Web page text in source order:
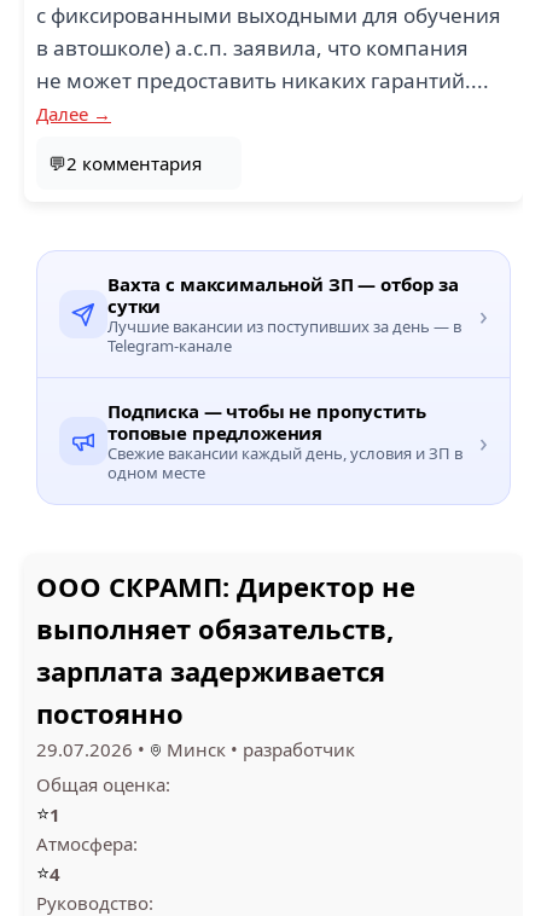
с фиксированными выходными для обучения
в автошколе) а.с.п. заявила, что компания
не может предоставить никаких гарантий....
Далее →
💬2 комментария
Вахта с максимальной ЗП — отбор за
сутки
Лучшие вакансии из поступивших за день — в
Telegram-канале
›
Подписка — чтобы не пропустить
топовые предложения
Свежие вакансии каждый день, условия и ЗП в
одном месте
›
OOO СКРАМП: Директор не
выполняет обязательств,
зарплата задерживается
постоянно
29.07.2026 • Минск • разработчик
Общая оценка:
⭐1
Атмосфера:
⭐4
Руководство: